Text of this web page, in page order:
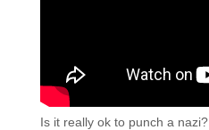
Is it really ok to punch a nazi?